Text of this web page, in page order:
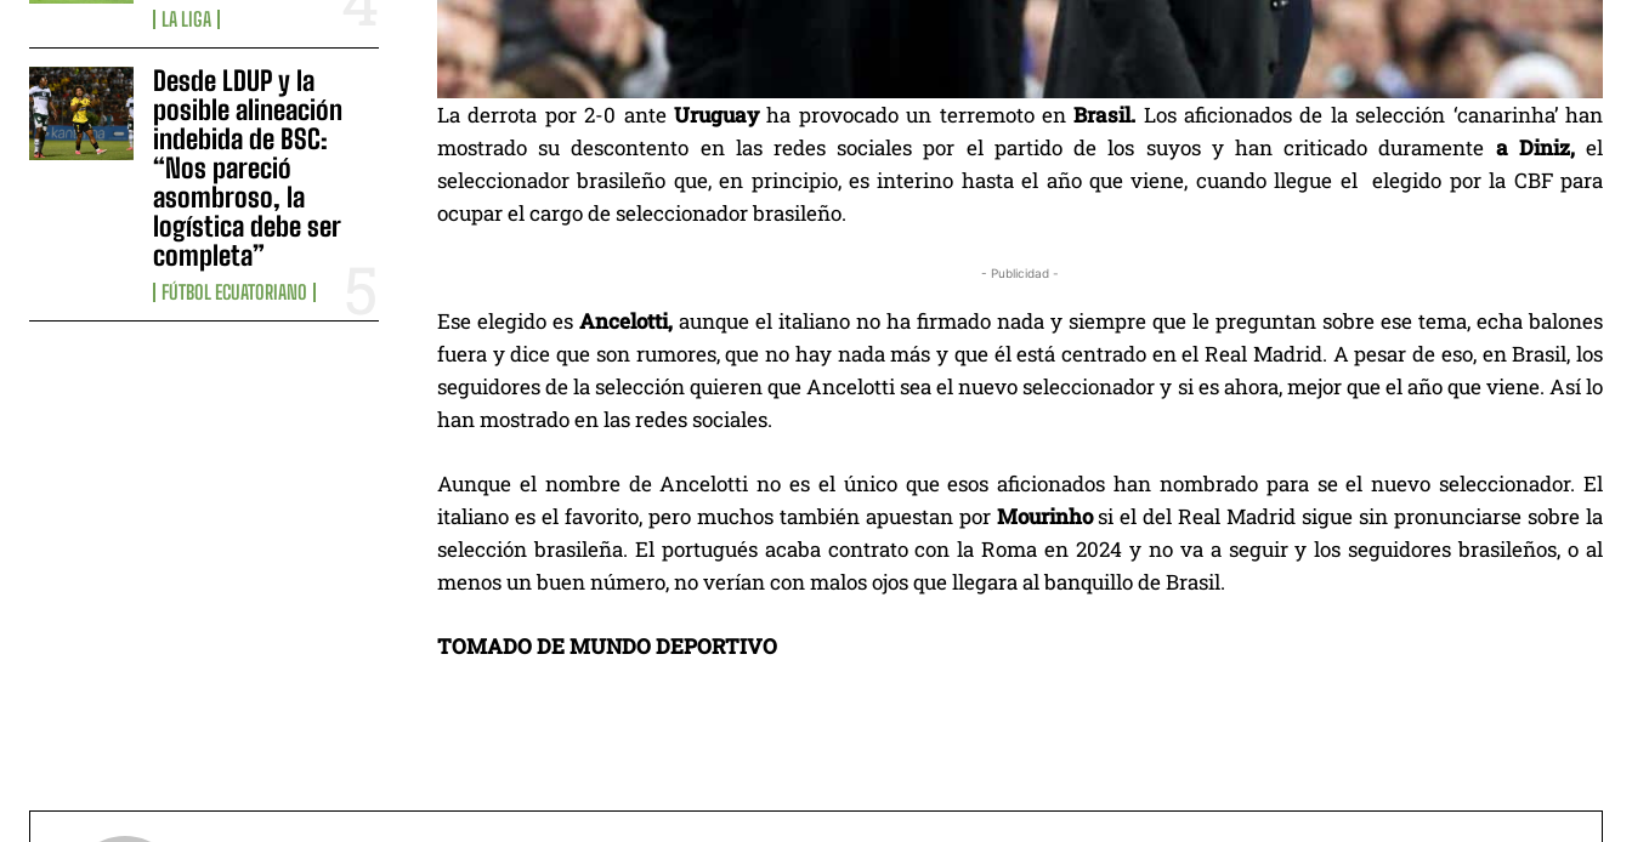
LA LIGA
Desde LDUP y la
posible alineación
indebida de BSC:
“Nos pareció
asombroso, la
logística debe ser
completa”
FÚTBOL ECUATORIANO
La derrota por 2-0 ante Uruguayha provocado un terremoto enBrasil. Los aficionados de la selección ‘canarinha’ han
mostrado su descontento en las redes sociales por el partido de los suyos y han criticado duramente a Diniz,el
seleccionador brasileño que, en principio, es interino hasta el año que viene, cuando llegue el elegido por la CBF para
ocupar el cargo de seleccionador brasileño.
- Publicidad -
Ese elegido es Ancelotti, aunque el italiano no ha firmado nada y siempre que le preguntan sobre ese tema, echa balones
fuera y dice que son rumores, que no hay nada más y que él está centrado en el Real Madrid. A pesar de eso, en Brasil, los
seguidores de la selección quieren que Ancelotti sea el nuevo seleccionador y si es ahora, mejor que el año que viene. Así lo
han mostrado en las redes sociales.
Aunque el nombre de Ancelotti no es el único que esos aficionados han nombrado para se el nuevo seleccionador. El
italiano es el favorito, pero muchos también apuestan por Mourinhosi el del Real Madrid sigue sin pronunciarse sobre la
selección brasileña. El portugués acaba contrato con la Roma en 2024 y no va a seguir y los seguidores brasileños, o al
menos un buen número, no verían con malos ojos que llegara al banquillo de Brasil.
TOMADO DE MUNDO DEPORTIVO